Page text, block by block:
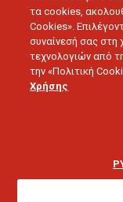
LOVE U
φόρμα
τα cookies,
Cookies».
συναίνεσή σας
τεχνολογιών από
την «Πολιτική
Χρήσης